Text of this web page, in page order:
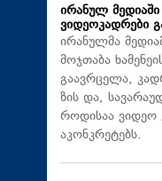
ირანულ
ვიდეოკადრები
ირანულმა
მოჯთაბა
გაავრცელა,
ზის და,
როდისაა ვიდეო
აკონკრეტებს.